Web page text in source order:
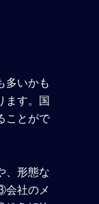
多いかも
ます。国
ことがで
、形態な
会社のメ